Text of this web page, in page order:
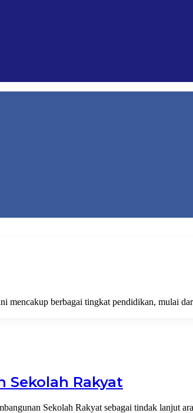
mencakup berbagai tingkat pendidikan, mulai
Sekolah Rakyat
Sekolah Rakyat sebagai tindak lanjut